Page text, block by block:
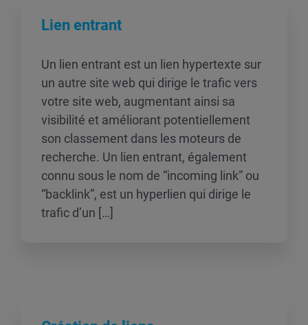
Lien entrant
Un lien entrant est un lien hypertexte sur
un autre site web qui dirige le trafic vers
votre site web, augmentant ainsi sa
visibilité et améliorant potentiellement
son classement dans les moteurs de
recherche. Un lien entrant, également
connu sous le nom de “incoming link” ou
“backlink”, est un hyperlien qui dirige le
trafic d’un […]